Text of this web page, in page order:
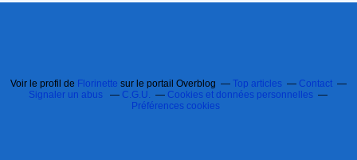
Voir le profil de Florinette sur le portail Overblog Top articles
Contact
Signaler un abus
C.G.U.
Cookies et données personnelles
Préférences cookies